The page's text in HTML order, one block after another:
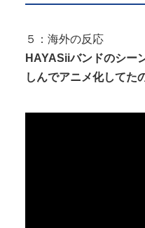
５：海外の反応
HAYASiiバンドのシー
しんでアニメ化してた